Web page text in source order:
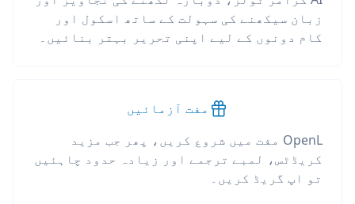
زبان سیکھنے کی سہولت کے ساتھ اسکول اور
کام دونوں کے لیے اپنی تحریر بہتر بنائیں۔
مفت آزمائیں
OpenL مفت میں شروع کریں، پھر جب مزید
کریڈٹس، لمبے ترجمے اور زیادہ حدود چاہئیں
تو اپ گریڈ کریں۔